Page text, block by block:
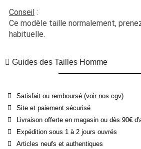
Conseil :
Ce modèle taille normalement,
habituelle.
Guides des Tailles Homme
Satisfait ou remboursé (voir nos cgv)
Site et paiement sécurisé
Livraison offerte en magasin ou dès 90€
Expédition sous 1 à 2 jours ouvrés
Articles neufs et authentiques